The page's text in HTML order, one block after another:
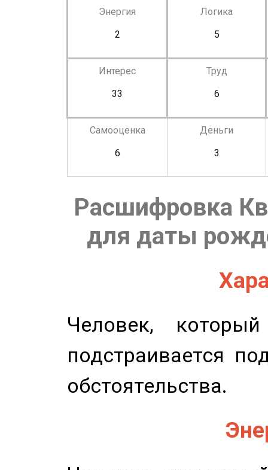
Энергия
2
Логика
5
Интерес
33
Труд
6
Самооценка
6
Деньги
3
Расшифровка
для даты
Человек,
подстраивается
обстоятельства.